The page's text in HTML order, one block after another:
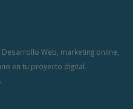
Web, marketing online,
en tu proyecto digital.